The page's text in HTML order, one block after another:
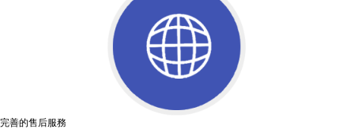
完善的售后服務